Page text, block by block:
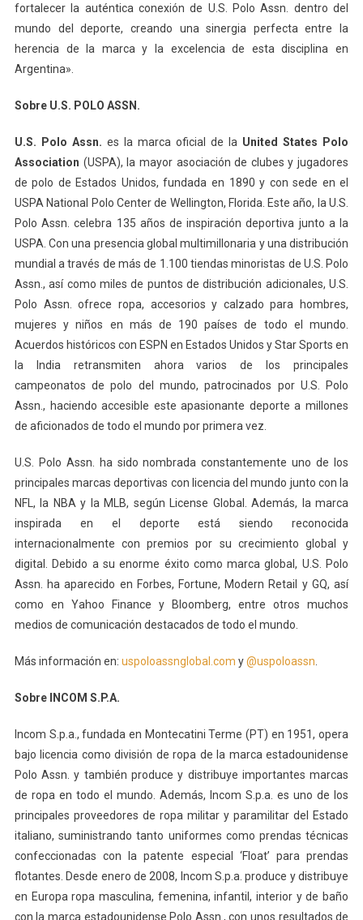
fortalecer la auténtica conexión de U.S. Polo Assn. dentro del
mundo del deporte, creando una sinergia perfecta entre la
herencia de la marca y la excelencia de esta disciplina en
Argentina».
Sobre U.S. POLO ASSN.
U.S. Polo Assn. es la marca oficial de la United States Polo
Association (USPA), la mayor asociación de clubes y jugadores
de polo de Estados Unidos, fundada en 1890 y con sede en el
USPA National Polo Center de Wellington, Florida. Este año, la U.S.
Polo Assn. celebra 135 años de inspiración deportiva junto a la
USPA. Con una presencia global multimillonaria y una distribución
mundial a través de más de 1.100 tiendas minoristas de U.S. Polo
Assn., así como miles de puntos de distribución adicionales, U.S.
Polo Assn. ofrece ropa, accesorios y calzado para hombres,
mujeres y niños en más de 190 países de todo el mundo.
Acuerdos históricos con ESPN en Estados Unidos y Star Sports en
la India retransmiten ahora varios de los principales
campeonatos de polo del mundo, patrocinados por U.S. Polo
Assn., haciendo accesible este apasionante deporte a millones
de aficionados de todo el mundo por primera vez.
U.S. Polo Assn. ha sido nombrada constantemente uno de los
principales marcas deportivas con licencia del mundo junto con la
NFL, la NBA y la MLB, según License Global. Además, la marca
inspirada en el deporte está siendo reconocida
internacionalmente con premios por su crecimiento global y
digital. Debido a su enorme éxito como marca global, U.S. Polo
Assn. ha aparecido en Forbes, Fortune, Modern Retail y GQ, así
como en Yahoo Finance y Bloomberg, entre otros muchos
medios de comunicación destacados de todo el mundo.
Más información en: uspoloassnglobal.com y@uspoloassn
Sobre INCOM S.P.A.
Incom S.p.a., fundada en Montecatini Terme (PT) en 1951, opera
bajo licencia como división de ropa de la marca estadounidense
Polo Assn. y también produce y distribuye importantes marcas
de ropa en todo el mundo. Además, Incom S.p.a. es uno de los
principales proveedores de ropa militar y paramilitar del Estado
italiano, suministrando tanto uniformes como prendas técnicas
confeccionadas con la patente especial ‘Float’ para prendas
flotantes. Desde enero de 2008, Incom S.p.a. produce y distribuye
en Europa ropa masculina, femenina, infantil, interior y de baño
con la marca estadounidense Polo Assn., con unos resultados de